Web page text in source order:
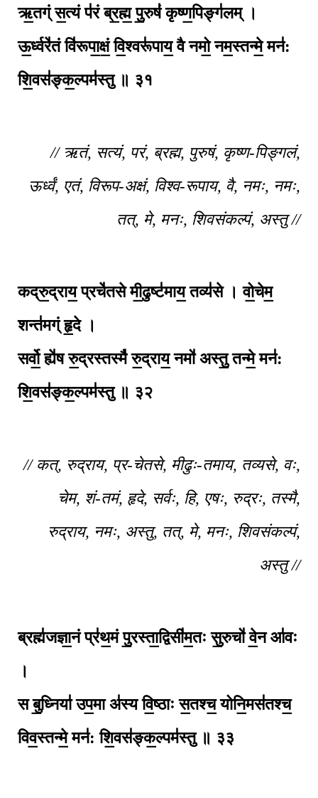
ऋ॒तग्ं स॒त्यं प॑रं ब्र॒ह्म॒ पु॒रुषं॑ कृष्ण॒पिङ्ग॑लम् ।
ऊ॒र्ध्वरे॑तं वि॑रूपा॒क्षं॒ वि॒श्वरू॑पाय॒ वै नमो॒ नम॒स्तन्मे॒ मन॑:
शि॒वस॑ङ्क॒ल्पम॑स्तु ॥ ३१
// ऋतं, सत्यं, परं, ब्रह्म, पुरुषं, कृष्ण-पिङ्गलं,
ऊर्ध्वं, एतं, विरूप-अक्षं, विश्व-रूपाय, वै, नमः, नमः,
तत्, मे, मनः, शिवसंकल्पं, अस्तु //
कद्रु॒द्राय॒ प्रचे॑तसे मी॒ढुष्ट॑माय॒ तव्य॑से । वो॒चेम॒
शन्त॑मग्ं हृ॒दे ।
सर्वो॒ ह्ये॑ष रु॒द्रस्तस्मै॑ रु॒द्राय॒ नमो॑ अस्तु॒ तन्मे॒ मन॑:
शि॒वस॑ङ्क॒ल्पम॑स्तु ॥ ३२
// कत्, रुद्राय, प्र-चेतसे, मीढुः-तमाय, तव्यसे, वः,
चेम, शं-तमं, हृदे, सर्वः, हि, एषः, रुद्रः, तस्मै,
रुद्राय, नमः, अस्तु, तत्, मे, मनः, शिवसंकल्पं,
अस्तु //
ब्रह्म॑जज्ञा॒नं प्र॑थ॒मं पु॒रस्ता॒द्विसी॑म॒तः सु॒रुचो॑ वे॒न आ॑वः
।
स बु॒ध्निया॑ उप॒मा अ॑स्य वि॒ष्ठाः स॒तश्च॒ योनि॒मस॑तश्च॒
विव॒स्तन्मे॒ मन॑: शि॒वस॑ङ्क॒ल्पम॑स्तु ॥ ३३